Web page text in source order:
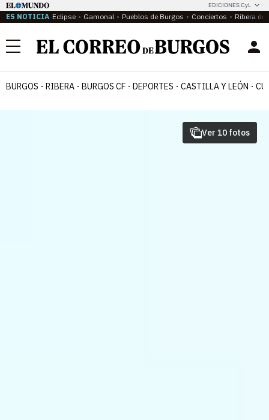
EDICIONES CyL
ES NOTICIA Eclipse Gamonal Pueblos de Burgos Conciertos Ribera del
Menú
BURGOS RIBERA BURGOS CF DEPORTES CASTILLA Y LEÓN
Ver 10 fotos